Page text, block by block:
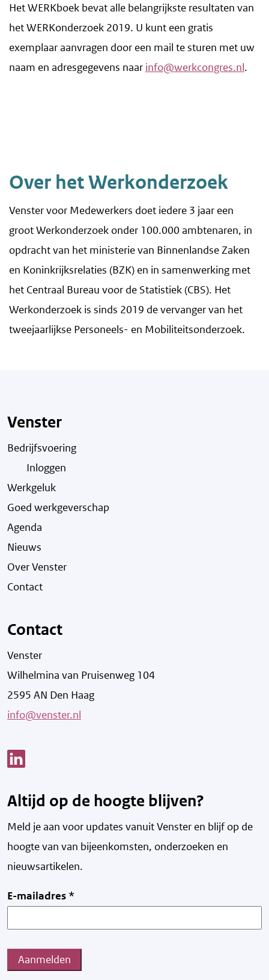
Het WERKboek bevat alle belangrijkste resultaten van
het WERKonderzoek 2019. U kunt een gratis
exemplaar aanvragen door een mail te sturen met uw
naam en adresgegevens naar info@werkcongres.nl.
Over het Werkonderzoek
Venster voor Medewerkers doet iedere 3 jaar een
groot Werkonderzoek onder 100.000 ambtenaren, in
opdracht van het ministerie van Binnenlandse Zaken
en Koninkrijksrelaties (BZK) en in samenwerking met
het Centraal Bureau voor de Statistiek (CBS). Het
Werkonderzoek is sinds 2019 de vervanger van het
tweejaarlijkse Personeels- en Mobiliteitsonderzoek.
Venster
Bedrijfsvoering
Inloggen
Werkgeluk
Goed werkgeverschap
Agenda
Nieuws
Over Venster
Contact
Contact
Venster
Wilhelmina van Pruisenweg 104
2595 AN Den Haag
info@venster.nl
Altijd op de hoogte blijven?
Meld je aan voor updates vanuit Venster en blijf op de
hoogte van van bijeenkomsten, onderzoeken en
nieuwsartikelen.
E-mailadres *
Aanmelden